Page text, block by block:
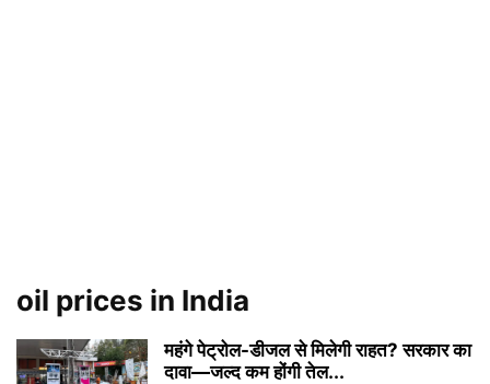
oil prices in India
महंगे पेट्रोल-डीजल से मिलेगी राहत? सरकार का
दावा—जल्द कम होंगी तेल...